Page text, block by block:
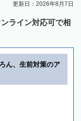
更新日：2026年8月7日
ライン対応可で相
ん、生前対策のア